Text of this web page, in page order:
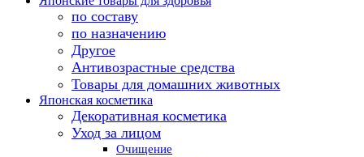
по составу
по назначению
Другое
Антивозрастные средства
Товары для домашних животных
Японская косметика
Декоративная косметика
Уход за лицом
Очищение